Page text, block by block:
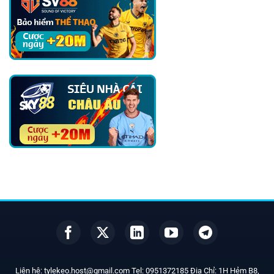
Liên hệ: tylekeo.host@gmail.comTel: 0951372185Địa Chỉ: 1H Hẻm B8,